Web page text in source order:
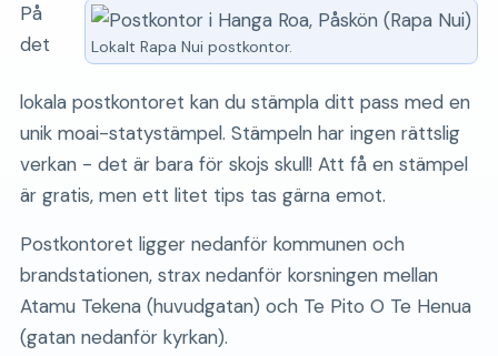
Lokalt Rapa Nui postkontor.
På
det
lokala postkontoret kan du stämpla ditt pass med en
unik moai-statystämpel. Stämpeln har ingen rättslig
verkan - det är bara för skojs skull! Att få en stämpel
är gratis, men ett litet tips tas gärna emot.
Postkontoret ligger nedanför kommunen och
brandstationen, strax nedanför korsningen mellan
Atamu Tekena (huvudgatan) och Te Pito O Te Henua
(gatan nedanför kyrkan).